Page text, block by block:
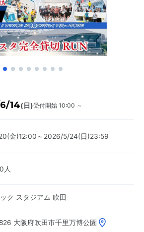
14(日)受付開始 10:00 ～
金)12:00～2026/5/24(日)23:59
人
ク スタジアム 吹田
大阪府吹田市千里万博公園